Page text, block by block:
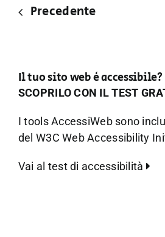
Precedente
Il tuo sito web è accessibile?
SCOPRILO CON IL TEST
I tools AccessiWeb sono
del W3C Web Accessibility
Vai al test di accessibilità